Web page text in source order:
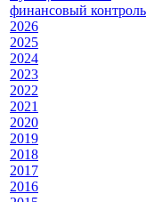
финансовый контроль
2026
2025
2024
2023
2022
2021
2020
2019
2018
2017
2016